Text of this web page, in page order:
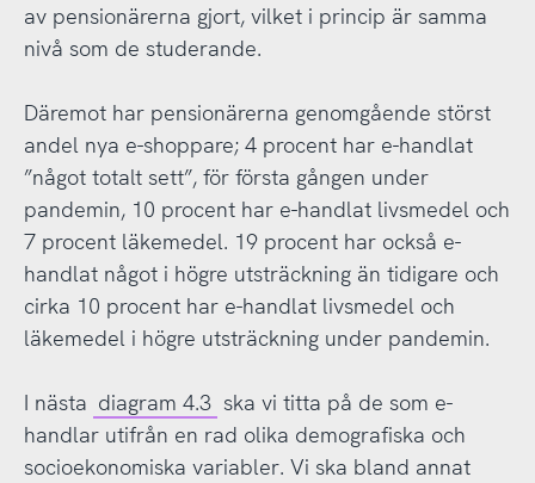
av pensionärerna gjort, vilket i princip är samma
nivå som de studerande.
Däremot har pensionärerna genomgående störst
andel nya e-shoppare; 4 procent har e-handlat
”något totalt sett”, för första gången under
pandemin, 10 procent har e-handlat livsmedel och
7 procent läkemedel. 19 procent har också e-
handlat något i högre utsträckning än tidigare och
cirka 10 procent har e-handlat livsmedel och
läkemedel i högre utsträckning under pandemin.
I nästa diagram 4.3 ska vi titta på de som e-
handlar utifrån en rad olika demografiska och
socioekonomiska variabler. Vi ska bland annat